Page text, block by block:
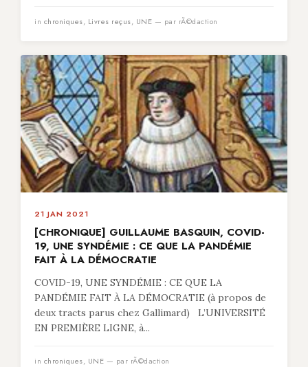
in chroniques, Livres reçus, UNE — par rÃ©daction
21 JAN 2021
[CHRONIQUE] GUILLAUME BASQUIN, COVID-
19, UNE SYNDÉMIE : CE QUE LA PANDÉMIE
FAIT À LA DÉMOCRATIE
COVID-19, UNE SYNDÉMIE : CE QUE LA
PANDÉMIE FAIT À LA DÉMOCRATIE (à propos de
deux tracts parus chez Gallimard) L’UNIVERSITÉ
EN PREMIÈRE LIGNE, à...
in chroniques, UNE — par rÃ©daction